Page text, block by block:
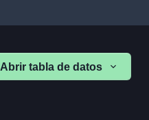
Abrir tabla de datos